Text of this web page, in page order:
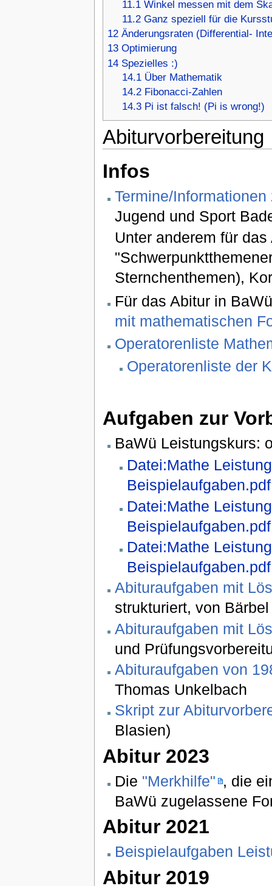
11.1 Winkel messen mit dem
11.2 Ganz speziell für die
12 Änderungsraten (Differential-
13 Optimierung
14 Spezielles :)
14.1 Über Mathematik
14.2 Fibonacci-Zahlen
14.3 Pi ist falsch! (Pi is wrong!)
Abiturvorbereitung
Infos
Termine/Informationen
Jugend und Sport
Unter anderem für
Sternchenthemen),
Für das Abitur in
mit mathematischen
Operatorenliste
Operatorenliste der
Aufgaben zur
BaWü Leistungskurs:
Datei:Mathe
Beispielaufgaben.pdf
Datei:Mathe
Beispielaufgaben.pdf
Datei:Mathe
Beispielaufgaben.pdf
Abituraufgaben mit
strukturiert, von
Abituraufgaben mit
und
Abituraufgaben von
Thomas Unkelbach
Skript zur
Blasien)
Abitur 2023
Die "Merkhilfe" , die
BaWü zugelassene
Abitur 2021
Beispielaufgaben
Abitur 2019